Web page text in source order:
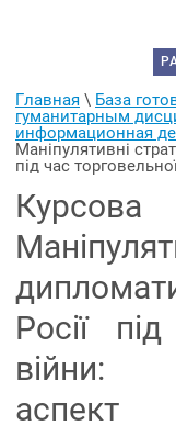
Главная \ База
гуманитарным
информационная
Маніпулятивні
під час
Росії
війни:
аспект